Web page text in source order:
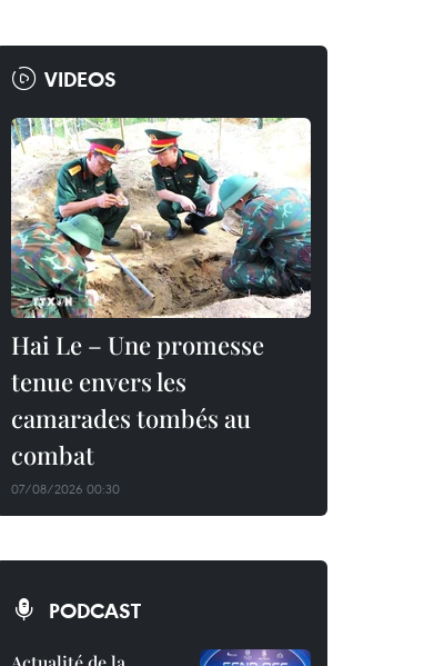
VIDEOS
Hai Le – Une promesse
tenue envers les
camarades tombés au
combat
07/08/2026 00:30
PODCAST